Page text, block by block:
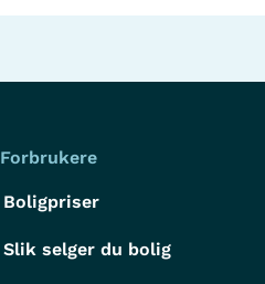
Forbrukere
Boligpriser
Slik selger du bolig